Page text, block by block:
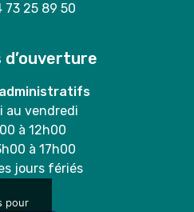
73 25 89 50
d’ouverture
au vendredi
à 12h00
à 17h00
jours fériés
pour